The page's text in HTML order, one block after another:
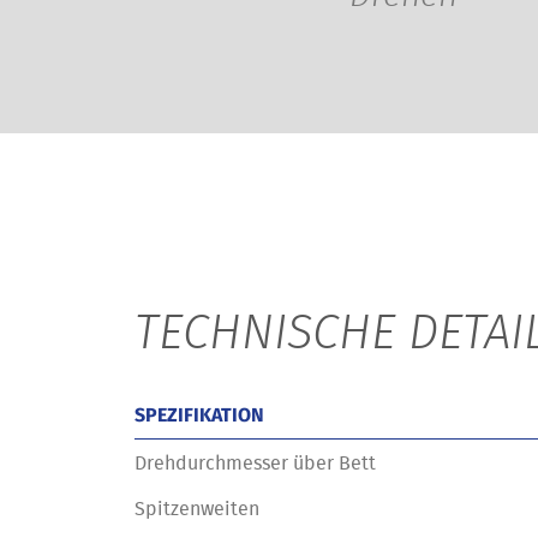
TECHNISCHE
SPEZIFIKATION
Drehdurchmesser über Bett
Spitzenweiten